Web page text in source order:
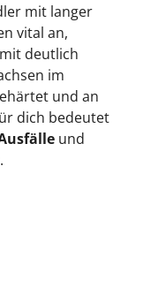
mit langer
vital an,
deutlich
im
und an
dich bedeutet
und